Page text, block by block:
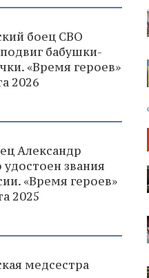
боец СВО
бабушки-
«Время героев»
2026
Александр
удостоен звания
«Время героев»
2025
медсестра